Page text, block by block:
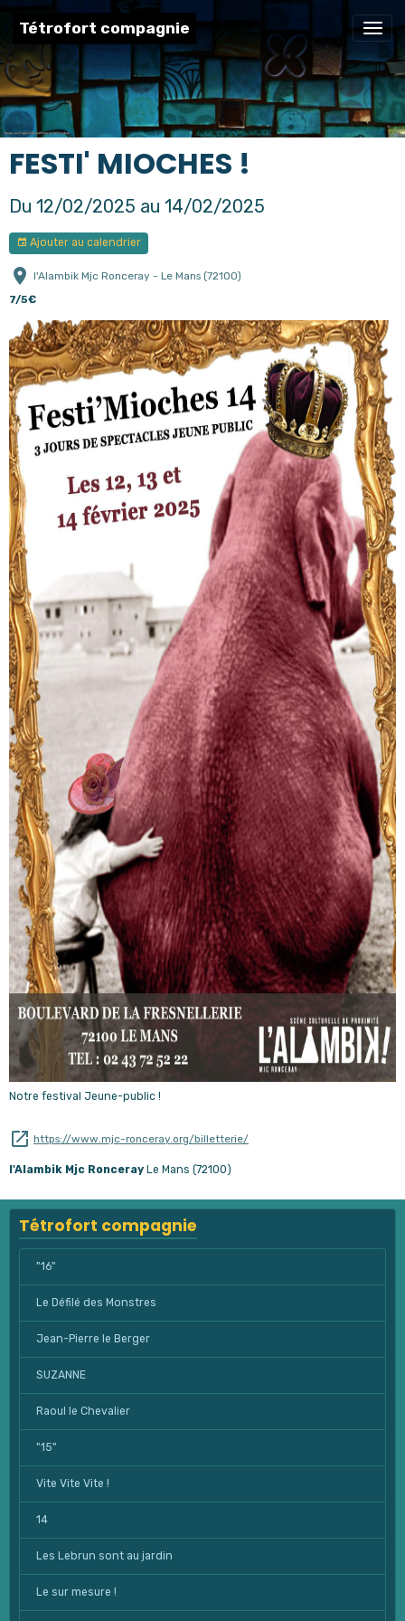
Tétrofort compagnie
FESTI' MIOCHES !
Du 12/02/2025 au 14/02/2025
Ajouter au calendrier
l'Alambik Mjc Ronceray - Le Mans (72100)
7/5€
Notre festival Jeune-public !
https://www.mjc-ronceray.org/billetterie/
l'Alambik Mjc Ronceray Le Mans (72100)
Tétrofort compagnie
"16"
Le Défilé des Monstres
Jean-Pierre le Berger
SUZANNE
Raoul le Chevalier
"15"
Vite Vite Vite !
14
Les Lebrun sont au jardin
Le sur mesure !